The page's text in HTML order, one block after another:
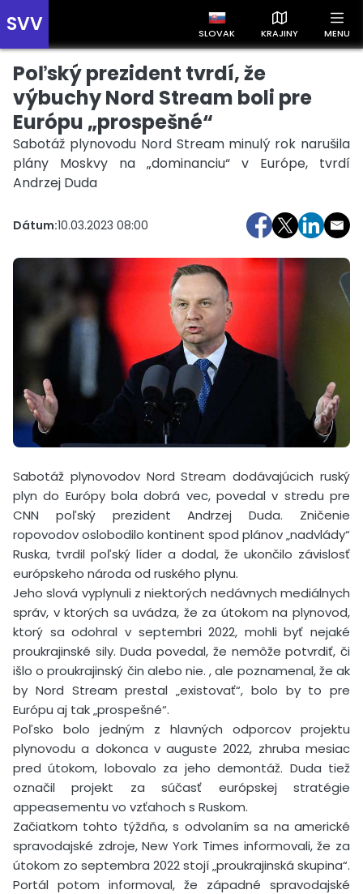
SVV SLOVAK KRAJINY MENU
Prehľad správ podľa krajín
Zobrazte si správy rozdelené podľa krajín a získajte rýchly
prehľad o dianí vo svete.
Slovensko Maďarsko
Poľský prezident tvrdí, že
výbuchy Nord Stream boli pre
Európu „prospešné“
Sabotáž plynovodu Nord Stream minulý rok narušila
plány Moskvy na „dominanciu“ v Európe, tvrdí
Andrzej Duda
Dátum:10.03.2023 08:00
Sabotáž plynovodov Nord Stream dodávajúcich ruský
plyn do Európy bola dobrá vec, povedal v stredu pre
CNN poľský prezident Andrzej Duda. Zničenie
ropovodov oslobodilo kontinent spod plánov „nadvlády“
Ruska, tvrdil poľský líder a dodal, že ukončilo závislosť
európskeho národa od ruského plynu.
Jeho slová vyplynuli z niektorých nedávnych mediálnych
správ, v ktorých sa uvádza, že za útokom na plynovod,
ktorý sa odohral v septembri 2022, mohli byť nejaké
proukrajinské sily. Duda povedal, že nemôže potvrdiť, či
išlo o proukrajinský čin alebo nie. , ale poznamenal, že ak
by Nord Stream prestal „existovať“, bolo by to pre
Európu aj tak „prospešné“.
Poľsko bolo jedným z hlavných odporcov projektu
plynovodu a dokonca v auguste 2022, zhruba mesiac
pred útokom, lobovalo za jeho demontáž. Duda tiež
označil projekt za súčasť európskej stratégie
appeasementu vo vzťahoch s Ruskom.
Začiatkom tohto týždňa, s odvolaním sa na americké
spravodajské zdroje, New York Times informovali, že za
útokom zo septembra 2022 stojí „proukrajinská skupina“.
Portál potom informoval, že západné spravodajské